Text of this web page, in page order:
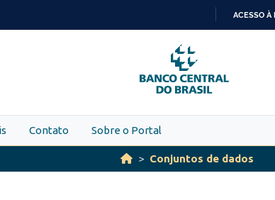
PARA
O
CONTEÚDO
ACESSO À
Contato Sobre o Portal
Conjuntos de dados